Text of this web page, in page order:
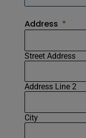
Address *
Street Address
Address Line 2
City